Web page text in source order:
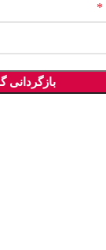
*
بازگردانی